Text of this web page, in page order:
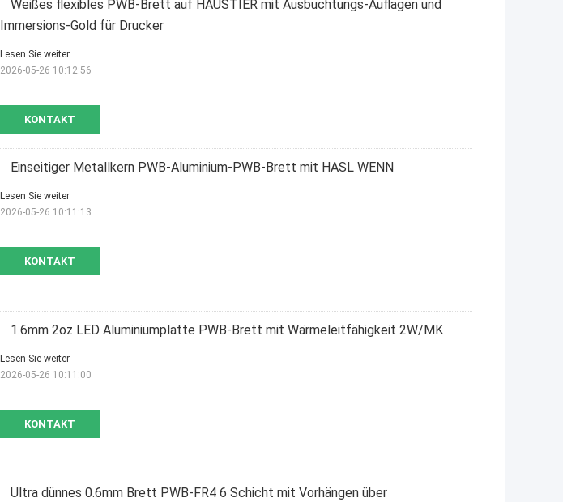
Weißes flexibles PWB-Brett auf HAUSTIER mit Ausbuchtungs-Auflagen und
Immersions-Gold für Drucker
KONTAKT
Lesen Sie weiter
2026-05-26 10:12:56
Einseitiger Metallkern PWB-Aluminium-PWB-Brett mit HASL WENN
KONTAKT
Lesen Sie weiter
2026-05-26 10:11:13
1.6mm 2oz LED Aluminiumplatte PWB-Brett mit Wärmeleitfähigkeit 2W/MK
KONTAKT
Lesen Sie weiter
2026-05-26 10:11:00
Ultra dünnes 0.6mm Brett PWB-FR4 6 Schicht mit Vorhängen über